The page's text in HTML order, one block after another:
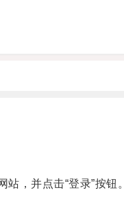
，并点击“登录”按钮。